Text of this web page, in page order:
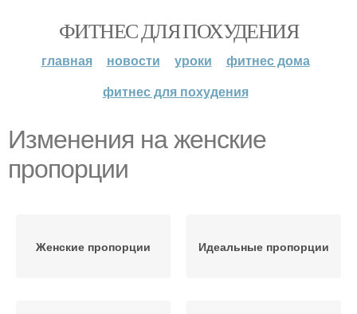
ФИТНЕС ДЛЯ ПОХУДЕНИЯ
главная новости уроки
фитнес дома
фитнес для похудения
Изменения на женские
пропорции
Женские пропорции Идеальные пропорции